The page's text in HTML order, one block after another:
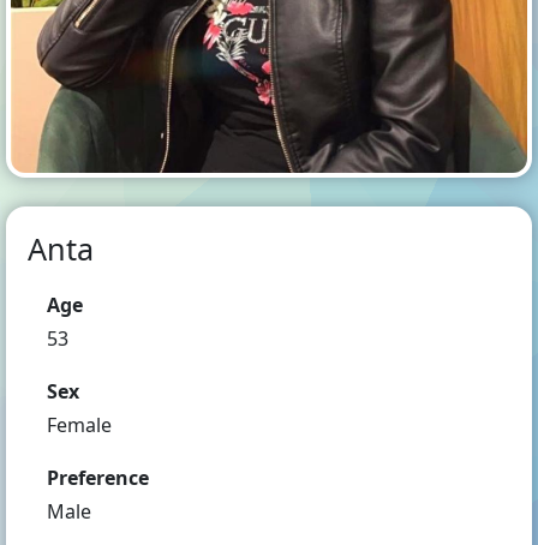
Anta
Age
53
Sex
Female
Preference
Male